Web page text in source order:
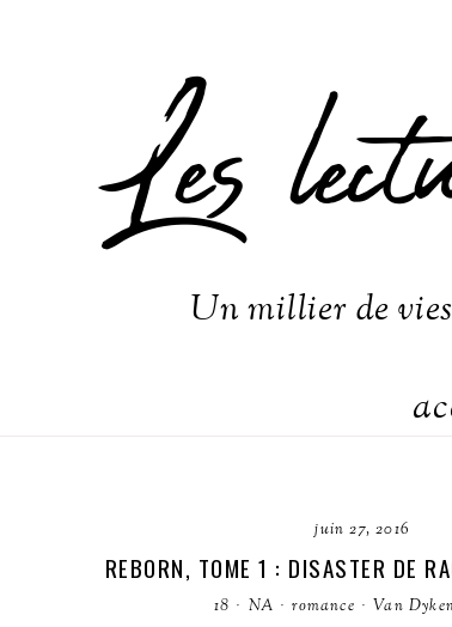
Les
Un millier de
juin 27, 2016
REBORN, TOME 1 : DISASTER DE
18 · NA · romance · Van